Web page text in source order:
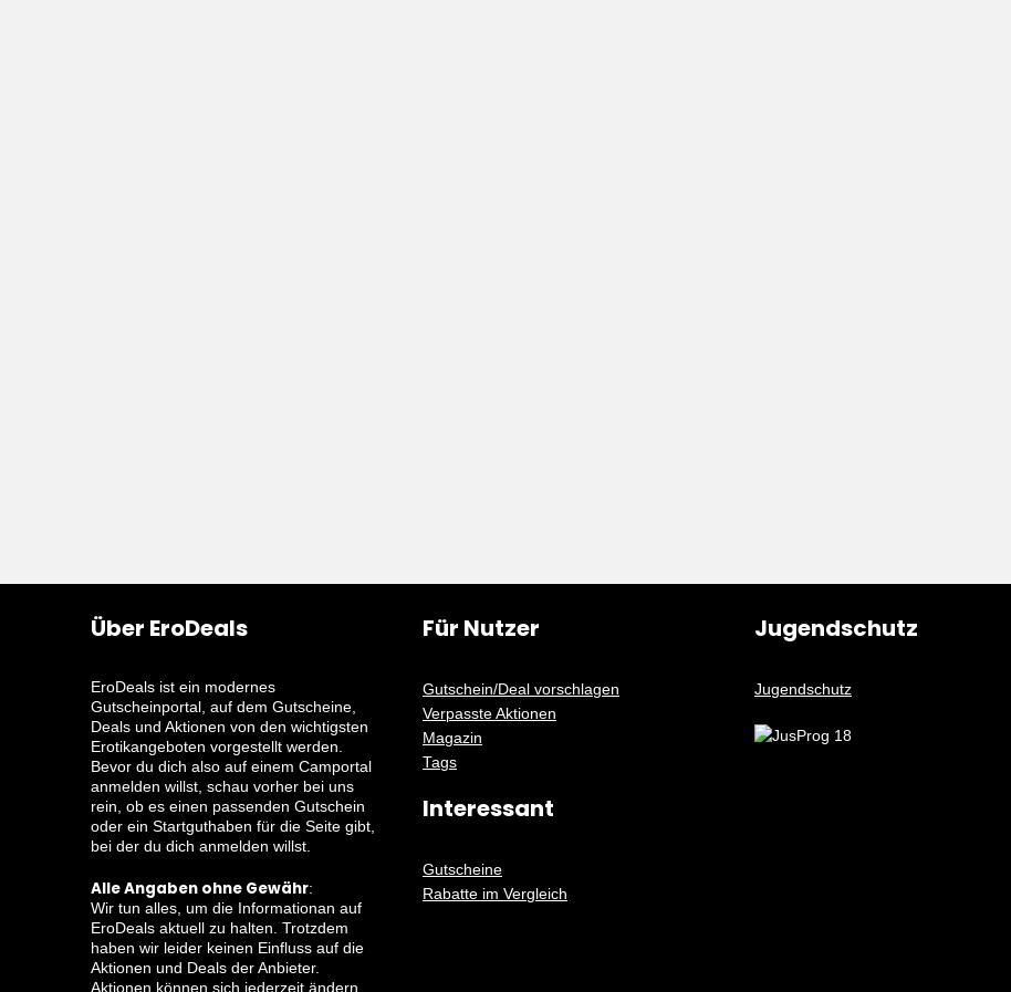
Über EroDeals
EroDeals ist ein modernes
Gutscheinportal, auf dem Gutscheine,
Deals und Aktionen von den wichtigsten
Erotikangeboten vorgestellt werden.
Bevor du dich also auf einem Camportal
anmelden willst, schau vorher bei uns
rein, ob es einen passenden Gutschein
oder ein Startguthaben für die Seite gibt,
bei der du dich anmelden willst.
Alle Angaben ohne Gewähr:
Wir tun alles, um die Informationan auf
EroDeals aktuell zu halten. Trotzdem
haben wir leider keinen Einfluss auf die
Aktionen und Deals der Anbieter.
Aktionen können sich jederzeit ändern,
Für Nutzer
Gutschein/Deal vorschlagen
Verpasste Aktionen
Magazin
Tags
Interessant
Gutscheine
Rabatte im Vergleich
Jugendschutz
Jugendschutz